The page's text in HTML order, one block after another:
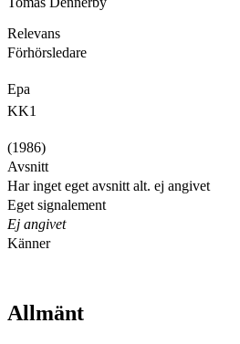
Relevans
Förhörsledare
Epa
KK1
(1986)
Avsnitt
Har inget eget avsnitt alt. ej angivet
Eget signalement
Ej angivet
Känner
Allmänt